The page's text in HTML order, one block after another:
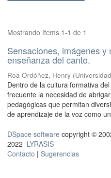
Mostrando ítems 1-1 de 1
Sensaciones, imágenes y
enseñanza del canto.
Roa Ordóñez, Henry (
Dentro de la cultura formativa
frecuente la necesidad de
pedagógicas que permitan
de aprendizaje de la voz como
DSpace software copyright ©
2022 LYRASIS
Contacto | Sugerencias